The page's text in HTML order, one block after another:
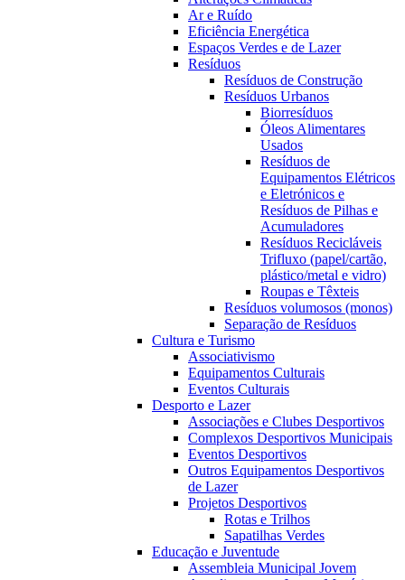
Ar e Ruído
Eficiência Energética
Espaços Verdes e de Lazer
Resíduos
Resíduos de Construção
Resíduos Urbanos
Biorresíduos
Óleos Alimentares
Usados
Resíduos de
Equipamentos Elétricos
e Eletrónicos e
Resíduos de Pilhas e
Acumuladores
Resíduos Recicláveis
Trifluxo (papel/cartão,
plástico/metal e vidro)
Roupas e Têxteis
Resíduos volumosos (monos)
Separação de Resíduos
Cultura e Turismo
Associativismo
Equipamentos Culturais
Eventos Culturais
Desporto e Lazer
Associações e Clubes Desportivos
Complexos Desportivos Municipais
Eventos Desportivos
Outros Equipamentos Desportivos
de Lazer
Projetos Desportivos
Rotas e Trilhos
Sapatilhas Verdes
Educação e Juventude
Assembleia Municipal Jovem